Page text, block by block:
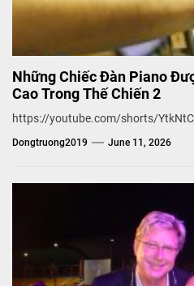
Những Chiếc Đàn Piano
Cao Trong Thế Chiến 2
https://youtube.com/shorts/
Dongtruong2019 June 11, 2026